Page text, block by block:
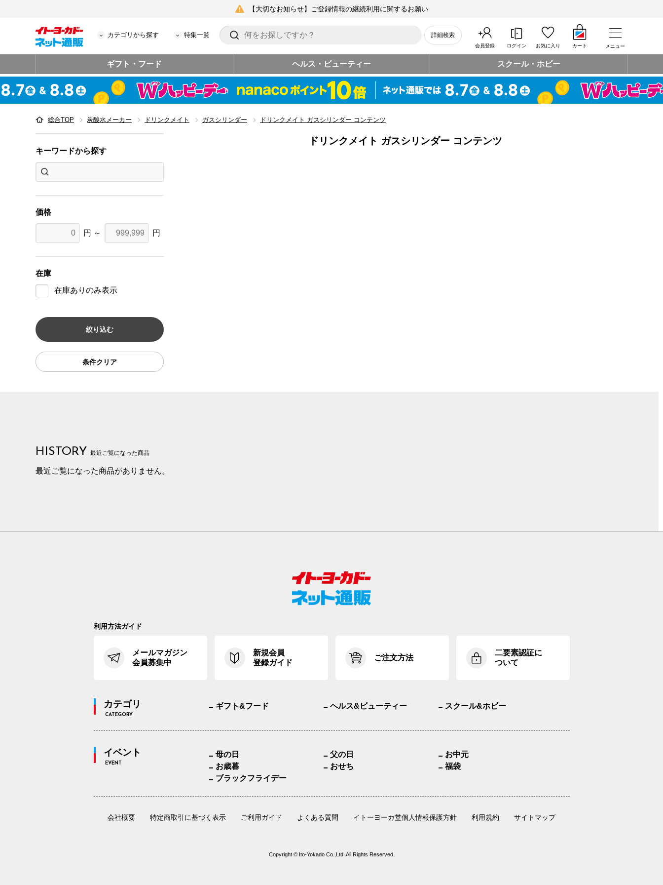
【大切なお知らせ】ご登録情報の継続利用に関するお願い
カテゴリから探す 特集一覧 詳細検索
会員登録 ログイン お気に入り カート メニュー
ギフト・フード ヘルス・ビューティー スクール・ホビー
総合TOP 炭酸水メーカー ドリンクメイト ガスシリンダー ドリンクメイト ガスシリンダー コンテンツ
キーワードから探す
価格
円 ～ 円
在庫
在庫ありのみ表示
条件クリア
ドリンクメイト ガスシリンダー コンテンツ
HISTORY 最近ご覧になった商品
最近ご覧になった商品がありません。
利用方法ガイド
メールマガジン
会員募集中
新規会員
登録ガイド
ご注文方法
二要素認証に
ついて
カテゴリ
CATEGORY
ギフト&フード ヘルス&ビューティー スクール&ホビー
イベント
EVENT
母の日 父の日
お中元
お歳暮
おせち
福袋
ブラックフライデー
会社概要 特定商取引に基づく表示 ご利用ガイド よくある質問 イトーヨーカ堂個人情報保護方針 利用規約 サイトマップ
Copyright © Ito-Yokado Co.,Ltd. All Rights Reserved.